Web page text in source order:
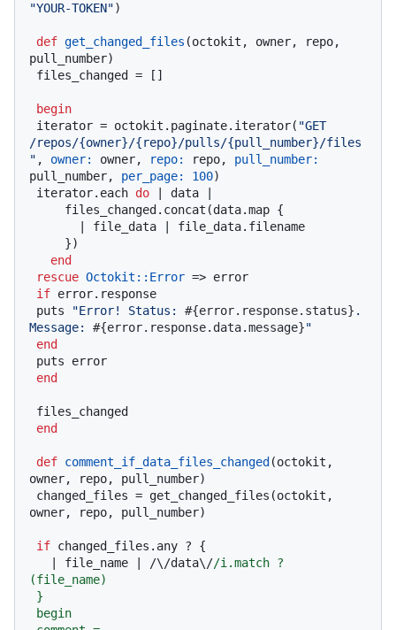
"YOUR-TOKEN")
def get_changed_files (octokit, owner, repo,
pull_number)
begin
iterator = octokit.paginate.iterator( "GET
/repos/{owner}/{repo}/pulls/{pull_number}/files
" , owner: owner, repo: repo, pull_number:
pull_number, per_page: 100)
iterator.each do data
file_data
| file_data.filename
end
rescue Octokit : :Error => error
if error.response
puts
"Error! Status: #{error.response.status} .
Message: #{error.response.data.message}"
end
end
end
def comment_if_data_files_changed (octokit,
owner, repo, pull_number)
owner, repo, pull_number)
if changed_files.any ? {
file_name | /\/data\//i.match ?
(file_name)